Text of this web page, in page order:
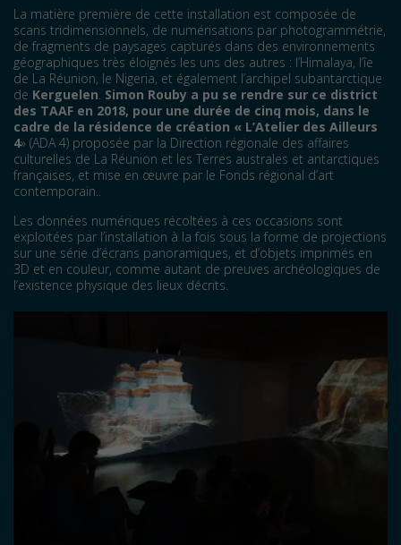
La matière première de cette installation est composée de
scans tridimensionnels, de numérisations par photogrammétrie,
de fragments de paysages capturés dans des environnements
géographiques très éloignés les uns des autres : l’Himalaya, l’îe
de La Réunion, le Nigeria, et également l’archipel subantarctique
de Kerguelen. Simon Rouby a pu se rendre sur ce district
des TAAF en 2018, pour une durée de cinq mois, dans le
cadre de la résidence de création « L’Atelier des Ailleurs
4» (ADA 4) proposée par la Direction régionale des affaires
culturelles de La Réunion et les Terres australes et antarctiques
françaises, et mise en œuvre par le Fonds régional d’art
contemporain..
Les données numériques récoltées à ces occasions sont
exploitées par l’installation à la fois sous la forme de projections
sur une série d’écrans panoramiques, et d’objets imprimés en
3D et en couleur, comme autant de preuves archéologiques de
l’existence physique des lieux décrits.